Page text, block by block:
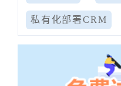
私有化部署CRM